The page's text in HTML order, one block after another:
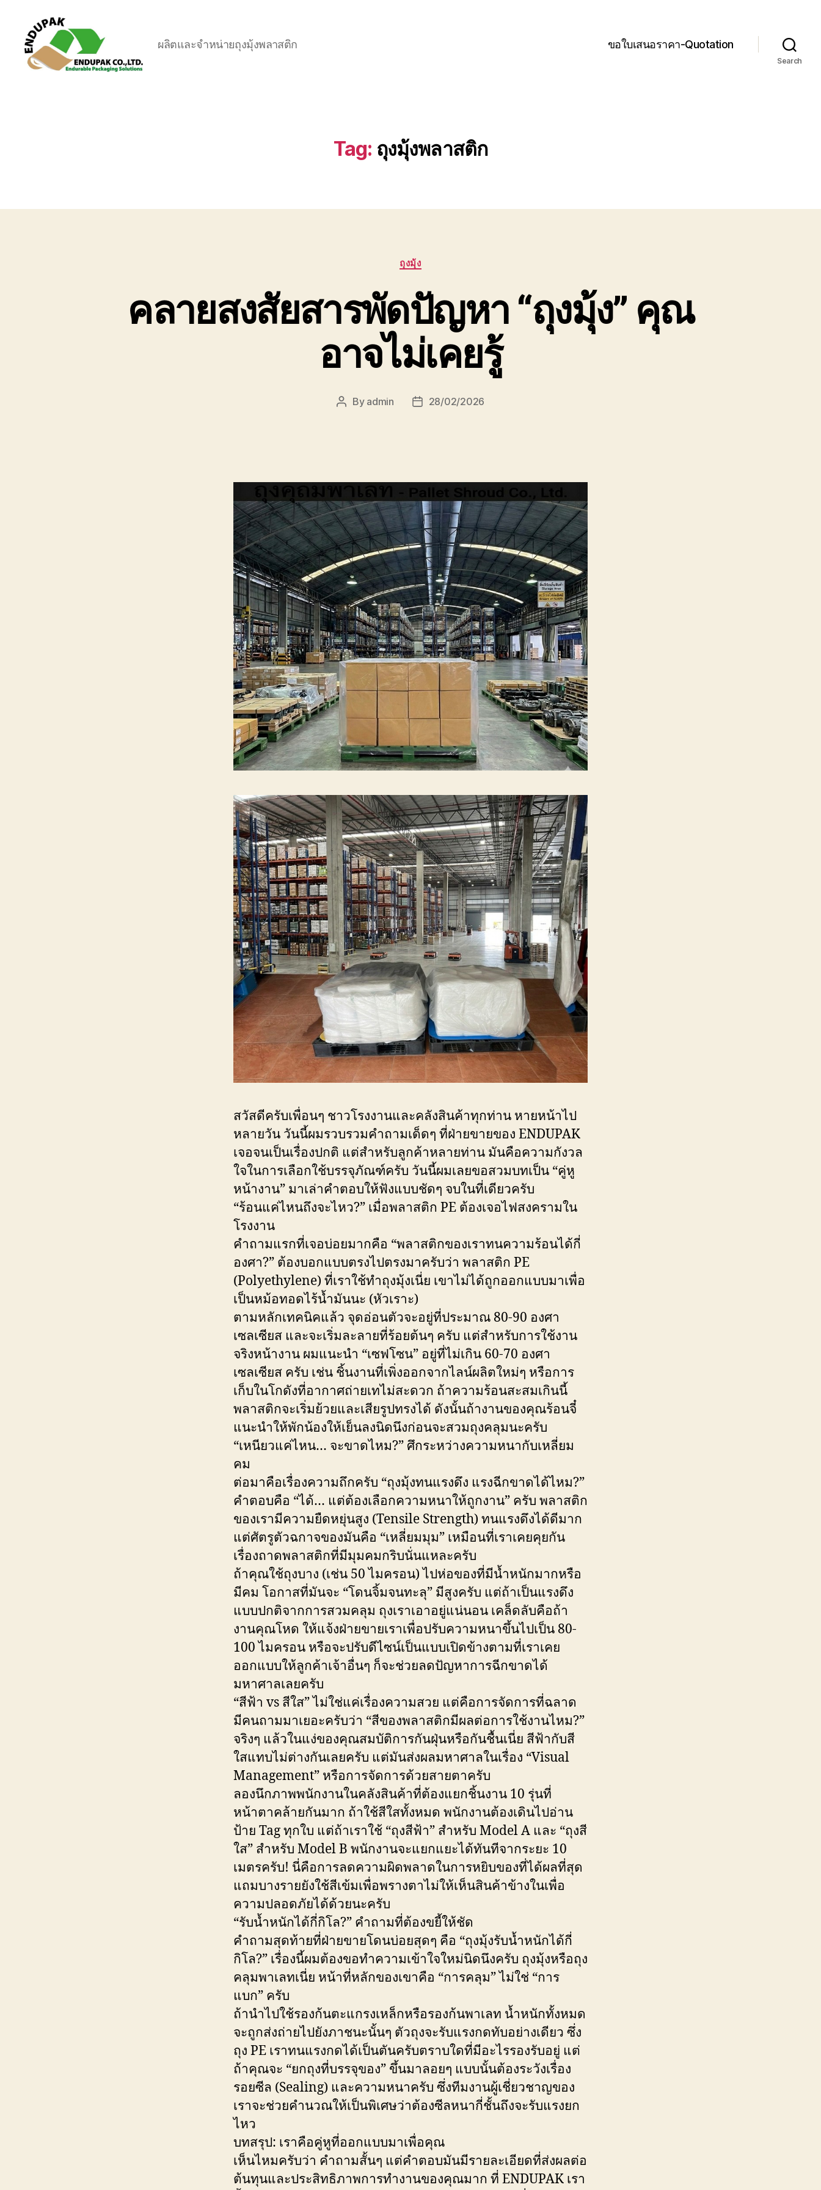
ผลิตและจำหน่ายถุงมุ้งพลาสติก ขอใบเสนอราคา-Quotation
Search
Tag: ถุงมุ้งพลาสติก
Categories
ถุงมุ้ง
คลายสงสัยสารพัดปัญหา “ถุงมุ้ง” คุณ
อาจไม่เคยรู้
Post
By admin
Post28/02/2026
สวัสดีครับเพื่อนๆ ชาวโรงงานและคลังสินค้าทุกท่าน หายหน้าไป
หลายวัน วันนี้ผมรวบรวมคำถามเด็ดๆ ที่ฝ่ายขายของ ENDUPAK
เจอจนเป็นเรื่องปกติ แต่สำหรับลูกค้าหลายท่าน มันคือความกังวล
ใจในการเลือกใช้บรรจุภัณฑ์ครับ วันนี้ผมเลยขอสวมบทเป็น “คู่หู
หน้างาน” มาเล่าคำตอบให้ฟังแบบชัดๆ จบในที่เดียวครับ
“ร้อนแค่ไหนถึงจะไหว?” เมื่อพลาสติก PE ต้องเจอไฟสงครามใน
โรงงาน
คำถามแรกที่เจอบ่อยมากคือ “พลาสติกของเราทนความร้อนได้กี่
องศา?” ต้องบอกแบบตรงไปตรงมาครับว่า พลาสติก PE
(Polyethylene) ที่เราใช้ทำถุงมุ้งเนี่ย เขาไม่ได้ถูกออกแบบมาเพื่อ
เป็นหม้อทอดไร้น้ำมันนะ (หัวเราะ)
ตามหลักเทคนิคแล้ว จุดอ่อนตัวจะอยู่ที่ประมาณ 80-90 องศา
เซลเซียส และจะเริ่มละลายที่ร้อยต้นๆ ครับ แต่สำหรับการใช้งาน
จริงหน้างาน ผมแนะนำ “เซฟโซน” อยู่ที่ไม่เกิน 60-70 องศา
เซลเซียส ครับ เช่น ชิ้นงานที่เพิ่งออกจากไลน์ผลิตใหม่ๆ หรือการ
เก็บในโกดังที่อากาศถ่ายเทไม่สะดวก ถ้าความร้อนสะสมเกินนี้
พลาสติกจะเริ่มย้วยและเสียรูปทรงได้ ดังนั้นถ้างานของคุณร้อนจี๋
แนะนำให้พักน้องให้เย็นลงนิดนึงก่อนจะสวมถุงคลุมนะครับ
“เหนียวแค่ไหน… จะขาดไหม?” ศึกระหว่างความหนากับเหลี่ยม
คม
ต่อมาคือเรื่องความถึกครับ “ถุงมุ้งทนแรงดึง แรงฉีกขาดได้ไหม?”
คำตอบคือ “ได้… แต่ต้องเลือกความหนาให้ถูกงาน” ครับ พลาสติก
ของเรามีความยืดหยุ่นสูง (Tensile Strength) ทนแรงดึงได้ดีมาก
แต่ศัตรูตัวฉกาจของมันคือ “เหลี่ยมมุม” เหมือนที่เราเคยคุยกัน
เรื่องถาดพลาสติกที่มีมุมคมกริบนั่นแหละครับ
ถ้าคุณใช้ถุงบาง (เช่น 50 ไมครอน) ไปห่อของที่มีน้ำหนักมากหรือ
มีคม โอกาสที่มันจะ “โดนจิ้มจนทะลุ” มีสูงครับ แต่ถ้าเป็นแรงดึง
แบบปกติจากการสวมคลุม ถุงเราเอาอยู่แน่นอน เคล็ดลับคือถ้า
งานคุณโหด ให้แจ้งฝ่ายขายเราเพื่อปรับความหนาขึ้นไปเป็น 80-
100 ไมครอน หรือจะปรับดีไซน์เป็นแบบเปิดข้างตามที่เราเคย
ออกแบบให้ลูกค้าเจ้าอื่นๆ ก็จะช่วยลดปัญหาการฉีกขาดได้
มหาศาลเลยครับ
“สีฟ้า vs สีใส” ไม่ใช่แค่เรื่องความสวย แต่คือการจัดการที่ฉลาด
มีคนถามมาเยอะครับว่า “สีของพลาสติกมีผลต่อการใช้งานไหม?”
จริงๆ แล้วในแง่ของคุณสมบัติการกันฝุ่นหรือกันชื้นเนี่ย สีฟ้ากับสี
ใสแทบไม่ต่างกันเลยครับ แต่มันส่งผลมหาศาลในเรื่อง “Visual
Management” หรือการจัดการด้วยสายตาครับ
ลองนึกภาพพนักงานในคลังสินค้าที่ต้องแยกชิ้นงาน 10 รุ่นที่
หน้าตาคล้ายกันมาก ถ้าใช้สีใสทั้งหมด พนักงานต้องเดินไปอ่าน
ป้าย Tag ทุกใบ แต่ถ้าเราใช้ “ถุงสีฟ้า” สำหรับ Model A และ “ถุงสี
ใส” สำหรับ Model B พนักงานจะแยกแยะได้ทันทีจากระยะ 10
เมตรครับ! นี่คือการลดความผิดพลาดในการหยิบของที่ได้ผลที่สุด
แถมบางรายยังใช้สีเข้มเพื่อพรางตาไม่ให้เห็นสินค้าข้างในเพื่อ
ความปลอดภัยได้ด้วยนะครับ
“รับน้ำหนักได้กี่กิโล?” คำถามที่ต้องขยี้ให้ชัด
คำถามสุดท้ายที่ฝ่ายขายโดนบ่อยสุดๆ คือ “ถุงมุ้งรับน้ำหนักได้กี่
กิโล?” เรื่องนี้ผมต้องขอทำความเข้าใจใหม่นิดนึงครับ ถุงมุ้งหรือถุง
คลุมพาเลทเนี่ย หน้าที่หลักของเขาคือ “การคลุม” ไม่ใช่ “การ
แบก” ครับ
ถ้านำไปใช้รองก้นตะแกรงเหล็กหรือรองก้นพาเลท น้ำหนักทั้งหมด
จะถูกส่งถ่ายไปยังภาชนะนั้นๆ ตัวถุงจะรับแรงกดทับอย่างเดียว ซึ่ง
ถุง PE เราทนแรงกดได้เป็นตันครับตราบใดที่มีอะไรรองรับอยู่ แต่
ถ้าคุณจะ “ยกถุงที่บรรจุของ” ขึ้นมาลอยๆ แบบนั้นต้องระวังเรื่อง
รอยซีล (Sealing) และความหนาครับ ซึ่งทีมงานผู้เชี่ยวชาญของ
เราจะช่วยคำนวณให้เป็นพิเศษว่าต้องซีลหนากี่ชั้นถึงจะรับแรงยก
ไหว
บทสรุป: เราคือคู่หูที่ออกแบบมาเพื่อคุณ
เห็นไหมครับว่า คำถามสั้นๆ แต่คำตอบมันมีรายละเอียดที่ส่งผลต่อ
ต้นทุนและประสิทธิภาพการทำงานของคุณมาก ที่ ENDUPAK เรา